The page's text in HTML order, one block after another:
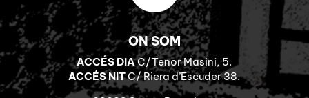
ON SOM
ACCÉS DIAC/Tenor Masini, 5.
ACCÉS NITC/ Riera d’Escuder 38.